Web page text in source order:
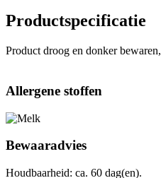
Productspecificatie
Product droog en donker bewaren,
Allergene stoffen
Bewaaradvies
Houdbaarheid: ca. 60 dag(en).